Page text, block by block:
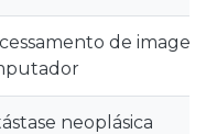
de
neoplásica